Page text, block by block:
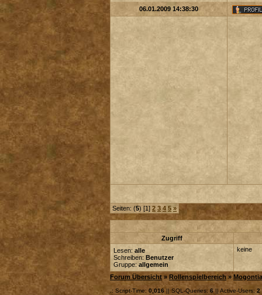
06.01.2009 14:38:30
Seiten: (5) [1] 2 3 4 5 »
Zugriff
Lesen: alle
Schreiben: Benutzer
Gruppe: allgemein
keine
Forum Übersicht » Rollenspielbereich »
.: Script-Time: 0,016 || SQL-Queries: 6|| Active-Users: 2